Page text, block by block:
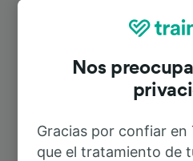
Rutas más
A Bolzano/Bozen
Nos
Gracias por confiar en
que el tratamiento de